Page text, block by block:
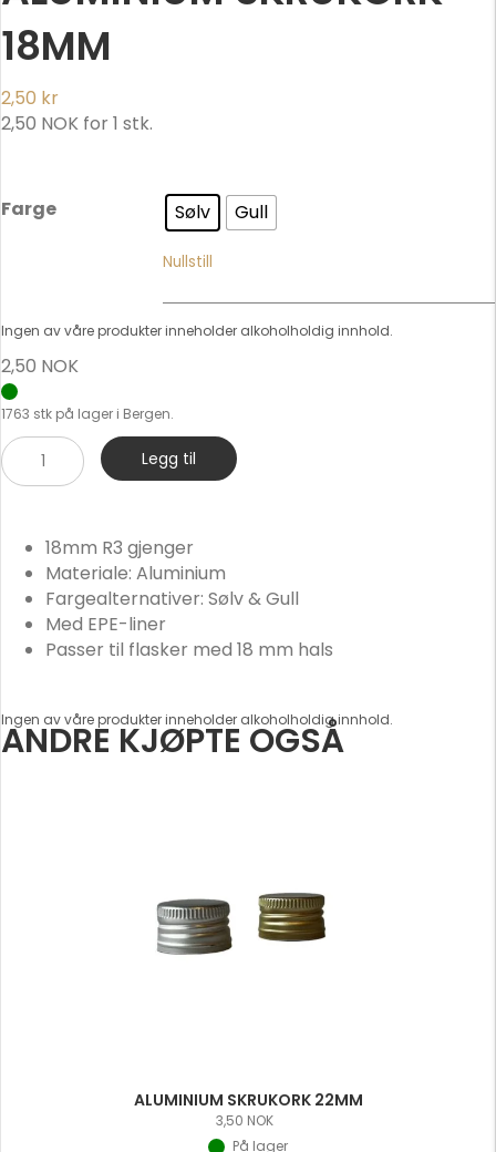
18MM
2,50 kr
2,50 NOK for 1 stk.
Farge Sølv Gull
Nullstill
Ingen av våre produkter inneholder alkoholholdig innhold.
2,50 NOK
1763 stk på lager i Bergen.
Aluminium
skrukork
Legg til
18mm R3 gjenger
Materiale: Aluminium
Fargealternativer: Sølv & Gull
Med EPE-liner
Passer til flasker med 18 mm hals
Ingen av våre produkter inneholder alkoholholdig innhold.
ANDRE KJØPTE OGSÅ
ALUMINIUM SKRUKORK 22MM
3,50 NOK
På lager